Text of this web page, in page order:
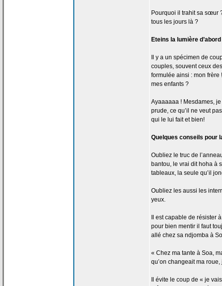
Pourquoi il trahit sa sœur
tous les jours là ?
Eteins la lumière
Il y a un spécimen de
couples, souvent ceux
formulée ainsi : mon frère
mes enfants ?
Ayaaaaaa ! Mesdames,
prude, ce qu’il ne veut
qui le lui fait et bien!
Quelques conseils pour
Oubliez le truc de
bantou, le vrai dit hoha à
tableaux, la seule qu’il
Oubliez les aussi les
yeux.
Il est capable de résister
pour bien mentir il faut
allé chez sa ndjomba à
« Chez ma tante à Soa,
qu’on changeait ma
Il évite le coup de « je